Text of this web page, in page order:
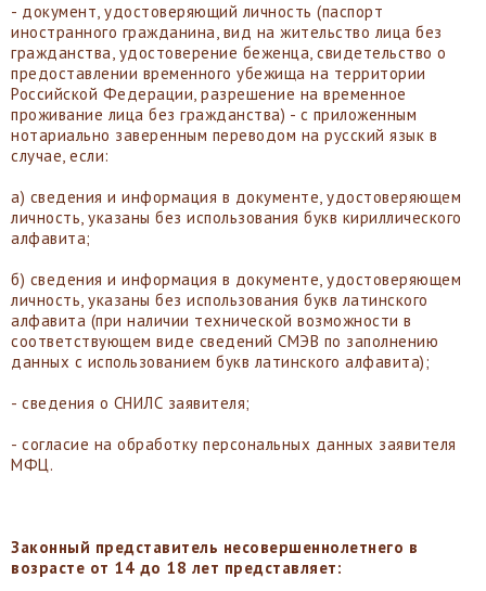
- документ, удостоверяющий личность (паспорт
иностранного гражданина, вид на жительство лица без
гражданства, удостоверение беженца, свидетельство о
предоставлении временного убежища на территории
Российской Федерации, разрешение на временное
проживание лица без гражданства) - с приложенным
нотариально заверенным переводом на русский язык в
случае, если:
а) сведения и информация в документе, удостоверяющем
личность, указаны без использования букв кириллического
алфавита;
б) сведения и информация в документе, удостоверяющем
личность, указаны без использования букв латинского
алфавита (при наличии технической возможности в
соответствующем виде сведений СМЭВ по заполнению
данных с использованием букв латинского алфавита);
- сведения о СНИЛС заявителя;
- согласие на обработку персональных данных заявителя
МФЦ.
Законный представитель несовершеннолетнего в
возрасте от 14 до 18 лет представляет: